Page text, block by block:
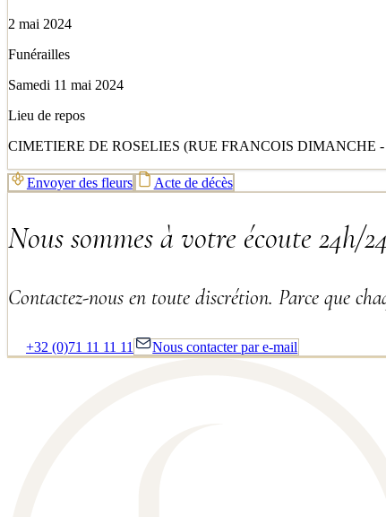
2 mai 2024
Funérailles
Samedi 11 mai 2024
Lieu de repos
CIMETIERE DE ROSELIES (RUE FRANCOIS DIMANCHE -
Envoyer des fleurs Acte de décès
Nous sommes à votre écoute 24h/24
Contactez-nous en toute discrétion. Parce que
+32 (0)71 11 11 11 Nous contacter par e-mail